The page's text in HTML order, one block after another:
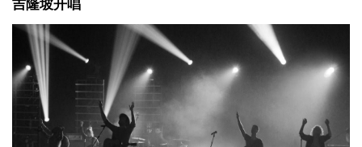
吉隆坡开唱